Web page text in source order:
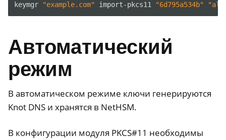
keymgr
"example.com" import-pkcs11 "6d795a534b"
Автоматический
режим
В автоматическом режиме ключи генерируются
Knot DNS и хранятся в NetHSM.
В конфигурации модуля PKCS#11 необходимы